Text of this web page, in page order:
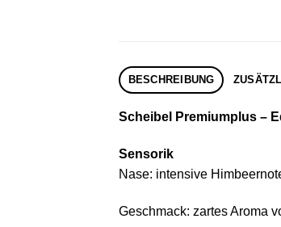
BESCHREIBUNG
Scheibel Premiumplus –
Sensorik
Nase: intensive
Geschmack: zartes Aroma